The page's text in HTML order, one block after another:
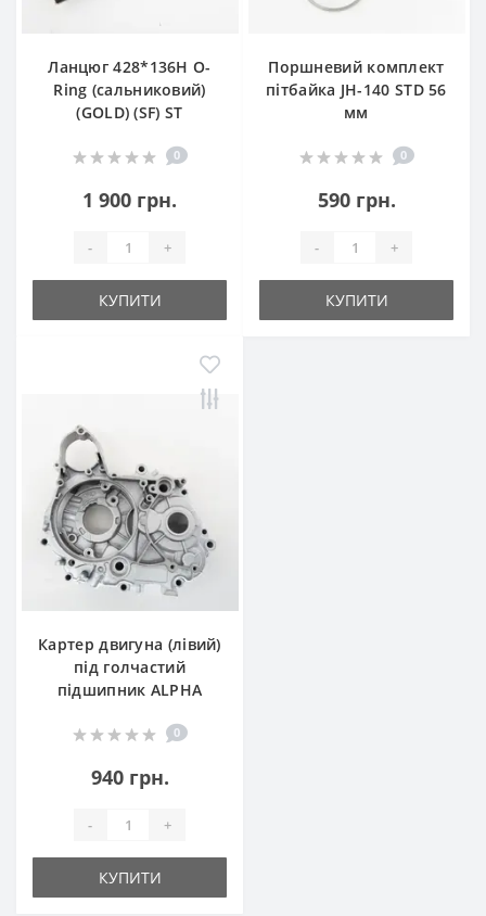
Ланцюг 428*136H O-
Ring (сальниковий)
(GOLD) (SF) ST
0
1 900 грн.
- +
КУПИТИ
Поршневий комплект
пітбайка JH-140 STD 56
мм
0
590 грн.
- +
КУПИТИ
Картер двигуна (лівий)
під голчастий
підшипник ALPHA
0
940 грн.
- +
КУПИТИ